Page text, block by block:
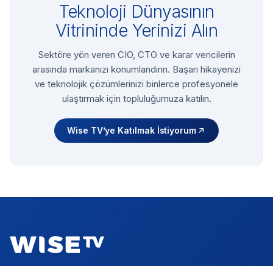
Teknoloji Dünyasının
Vitrininde Yerinizi Alın
Sektöre yön veren CIO, CTO ve karar vericilerin
arasında markanızı konumlandırın. Başarı hikayenizi
ve teknolojik çözümlerinizi binlerce profesyonele
ulaştırmak için topluluğumuza katılın.
Wise TV’ye Katılmak İstiyorum